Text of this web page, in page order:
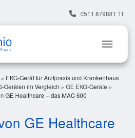
0511 879881 11
» EKG-Gerät für Arztpraxis und Krankenhaus
Geräten im Vergleich » GE EKG-Geräte »
GE Healthcare – das MAC 600
GE Healthcare